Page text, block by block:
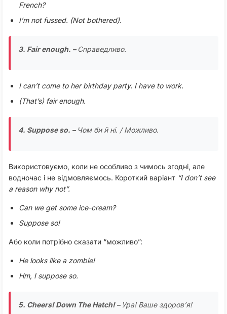
French?
I’m not fussed. (Not bothered).
3. Fair enough. – Справедливо.
I can’t come to her birthday party. I have to work.
(That’s) fair enough.
4. Suppose so. – Чом би й ні. / Можливо.
Використовуємо, коли не особливо з чимось згодні, але
водночас і не відмовляємось. Короткий варіант “I don’t see
a reason why not”.
Can we get some ice-cream?
Suppose so!
Або коли потрібно сказати “можливо”:
He looks like a zombie!
Hm, I suppose so.
5. Cheers! Down The Hatch! – Ура! Ваше здоров’я!